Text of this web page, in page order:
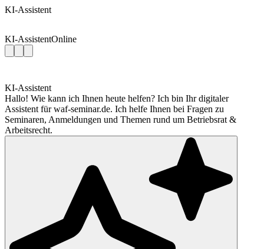
KI-Assistent
KI-AssistentOnline
KI-Assistent
Hallo! Wie kann ich Ihnen heute helfen? Ich bin Ihr digitaler
Assistent für waf-seminar.de. Ich helfe Ihnen bei Fragen zu
Seminaren, Anmeldungen und Themen rund um Betriebsrat &
Arbeitsrecht.